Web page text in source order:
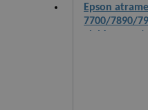
Epson
7700/7890/